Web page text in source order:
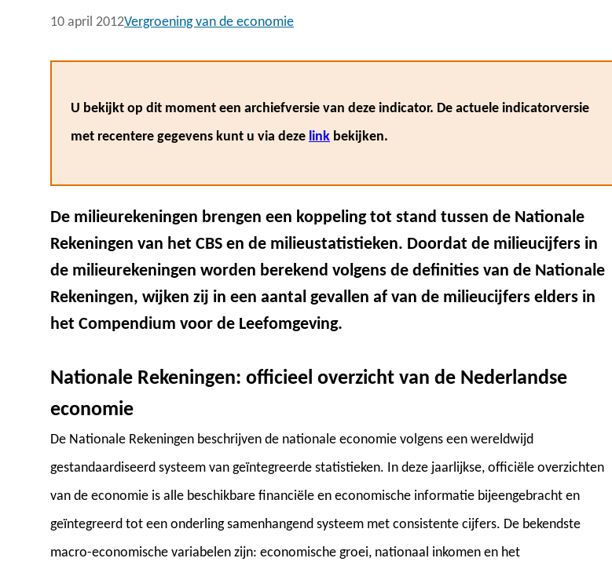
10 april 2012Vergroening van de economie
U bekijkt op dit moment een archiefversie van deze indicator. De actuele indicatorversie
met recentere gegevens kunt u via deze link bekijken.
De milieurekeningen brengen een koppeling tot stand tussen de Nationale
Rekeningen van het CBS en de milieustatistieken. Doordat de milieucijfers in
de milieurekeningen worden berekend volgens de definities van de Nationale
Rekeningen, wijken zij in een aantal gevallen af van de milieucijfers elders in
het Compendium voor de Leefomgeving.
Nationale Rekeningen: officieel overzicht van de Nederlandse
economie
De Nationale Rekeningen beschrijven de nationale economie volgens een wereldwijd
gestandaardiseerd systeem van geïntegreerde statistieken. In deze jaarlijkse, officiële overzichten
van de economie is alle beschikbare financiële en economische informatie bijeengebracht en
geïntegreerd tot een onderling samenhangend systeem met consistente cijfers. De bekendste
macro-economische variabelen zijn: economische groei, nationaal inkomen en het